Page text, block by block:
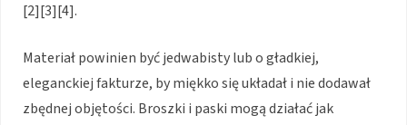
[2][3][4].
Materiał powinien być jedwabisty lub o gładkiej,
eleganckiej fakturze, by miękko się układał i nie dodawał
zbędnej objętości. Broszki i paski mogą działać jak